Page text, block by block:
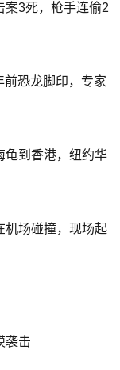
案3死，枪手连偷2
前恐龙脚印，专家
龟到香港，纽约华
机场碰撞，现场起
袭击